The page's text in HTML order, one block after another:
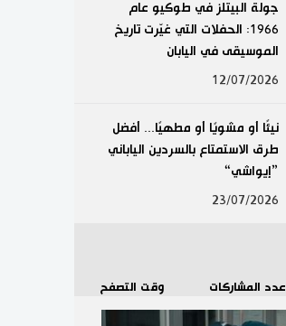
جولة البيتلز في طوكيو عام
1966: الحفلات التي غيّرت تاريخ
الموسيقى في اليابان
12/07/2026
نيئًا أو مشويًا أو مطهيًا... أفضل
طرق الاستمتاع بالسردين الياباني
”إيواشي“
23/07/2026
عدد المشاركات وقت التصفح